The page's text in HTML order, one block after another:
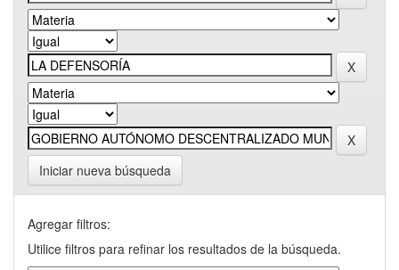
Iniciar nueva búsqueda
Agregar filtros:
Utilice filtros para refinar los resultados de la búsqueda.